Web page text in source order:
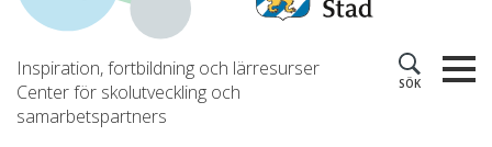
Inspiration, fortbildning och lärresurser
Center för skolutveckling och
samarbetspartners
SÖK